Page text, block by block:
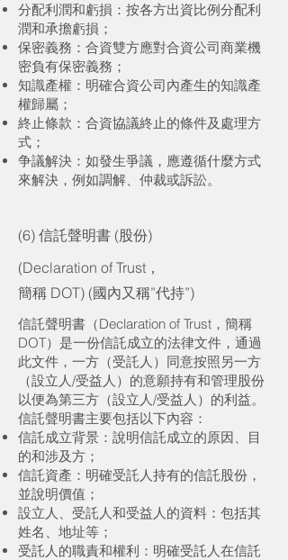
分配利潤和虧損：按各方出資比例分配利
潤和承擔虧損；
保密義務：合資雙方應對合資公司商業機
密負有保密義務；
知識產權：明確合資公司內產生的知識產
權歸屬；
終止條款：合資協議終止的條件及處理方
式；
争議解決：如發生爭議，應遵循什麼方式
來解決，例如調解、仲裁或訴訟。
(6) 信託聲明書 (股份)
(Declaration of Trust，
簡稱 DOT) (國內又稱”代持”)
信託聲明書（Declaration of Trust，簡稱
DOT）是一份信託成立的法律文件，通過
此文件，一方（受託人）同意按照另一方
（設立人/受益人）的意願持有和管理股份
以便為第三方（設立人/受益人）的利益。
信託聲明書主要包括以下內容：
信託成立背景：說明信託成立的原因、目
的和涉及方；
信託資產：明確受託人持有的信託股份，
並說明價值；
設立人、受託人和受益人的資料：包括其
姓名、地址等；
受託人的職責和權利：明確受託人在信託